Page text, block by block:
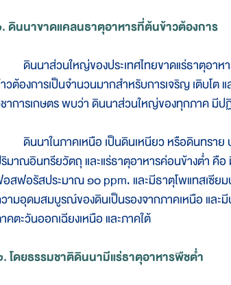
ดินนาขาดแคลนธาตุอาหารที่ต้นข้าวต้องการ
ดินนาส่วนใหญ่ของประเทศไทยขาดแร่ธาตุอาหา
วต้องการเป็นจำนวนมากสำหรับการเจริญ เติบโต
าการเกษตร พบว่า ดินนาส่วนใหญ่ของทุกภาค มี
ดินนาในภาคเหนือ เป็นดินเหนียว หรือดินทราย
มาณอินทรียวัตถุ และแร่ธาตุอาหารค่อนข้างต่ำ
สฟอรัสประมาณ ๑๐ ppm. และมีธาตุโพแทสเซีย
ามอุดมสมบูรณ์ของดินเป็นรองจากภาคเหนือ และ
คตะวันออกเฉียงเหนือ และภาคใต้
โดยธรรมชาติดินนามีแร่ธาตุอาหารพืชต่ำ